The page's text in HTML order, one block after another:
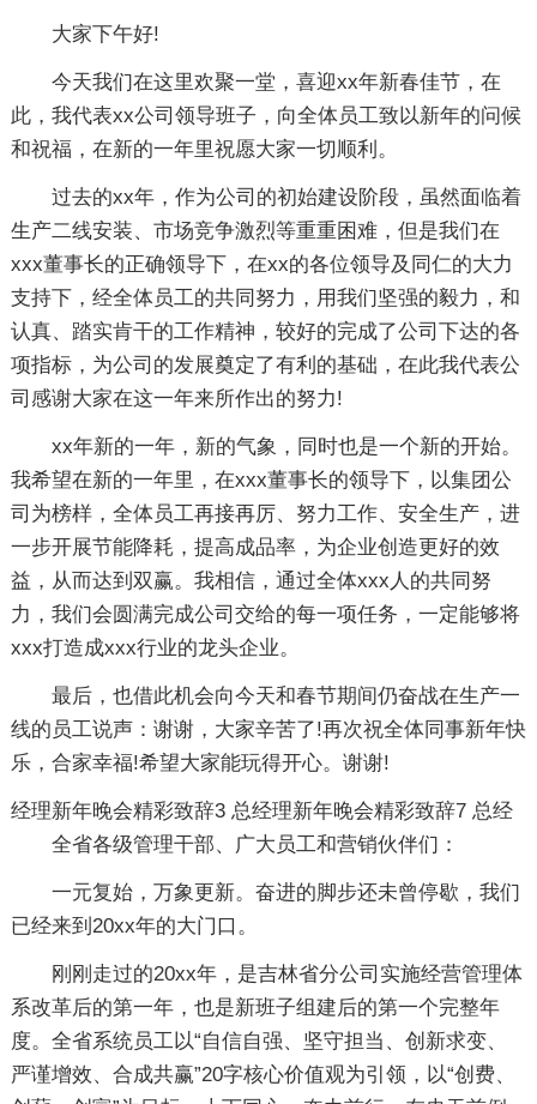
大家下午好!
今天我们在这里欢聚一堂，喜迎xx年新春佳节，在
此，我代表xx公司领导班子，向全体员工致以新年的问候
和祝福，在新的一年里祝愿大家一切顺利。
过去的xx年，作为公司的初始建设阶段，虽然面临着
生产二线安装、市场竞争激烈等重重困难，但是我们在
xxx董事长的正确领导下，在xx的各位领导及同仁的大力
支持下，经全体员工的共同努力，用我们坚强的毅力，和
认真、踏实肯干的工作精神，较好的完成了公司下达的各
项指标，为公司的发展奠定了有利的基础，在此我代表公
司感谢大家在这一年来所作出的努力!
xx年新的一年，新的气象，同时也是一个新的开始。
我希望在新的一年里，在xxx董事长的领导下，以集团公
司为榜样，全体员工再接再厉、努力工作、安全生产，进
一步开展节能降耗，提高成品率，为企业创造更好的效
益，从而达到双赢。我相信，通过全体xxx人的共同努
力，我们会圆满完成公司交给的每一项任务，一定能够将
xxx打造成xxx行业的龙头企业。
最后，也借此机会向今天和春节期间仍奋战在生产一
线的员工说声：谢谢，大家辛苦了!再次祝全体同事新年快
乐，合家幸福!希望大家能玩得开心。谢谢!
经理新年晚会精彩致辞3
全省各级管理干部、广大员工和营销伙伴们：
一元复始，万象更新。奋进的脚步还未曾停歇，我们
已经来到20xx年的大门口。
刚刚走过的20xx年，是吉林省分公司实施经营管理体
系改革后的第一年，也是新班子组建后的第一个完整年
度。全省系统员工以“自信自强、坚守担当、创新求变、
严谨增效、合成共赢”20字核心价值观为引领，以“创费、
总经理新年晚会精彩致辞7 总经